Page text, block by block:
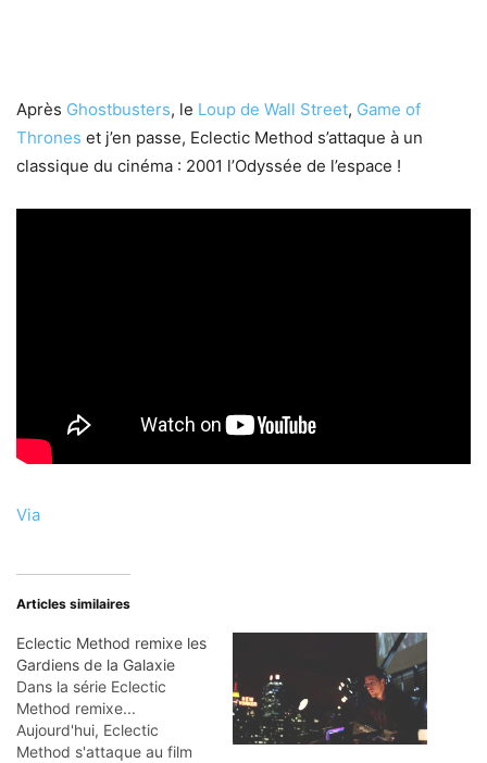
Après Ghostbusters, le Loup de Wall Street, Game of
Thrones et j’en passe, Eclectic Method s’attaque à un
classique du cinéma : 2001 l’Odyssée de l’espace !
Via
Articles similaires
Eclectic Method remixe les
Gardiens de la Galaxie
Dans la série Eclectic
Method remixe...
Aujourd'hui, Eclectic
Method s'attaque au film